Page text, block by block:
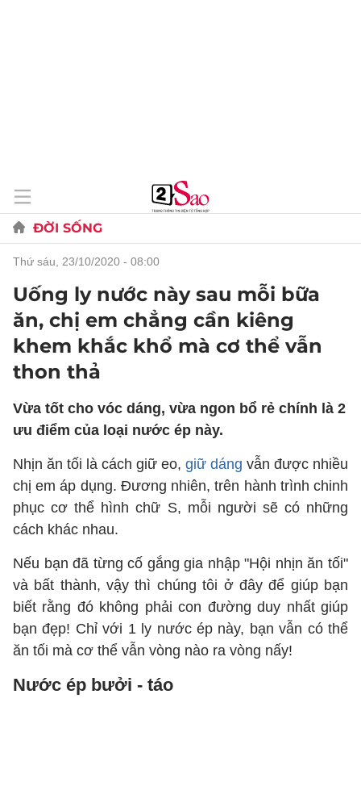
ĐỜI SỐNG
thứ sáu, 23/10/2020 - 08:00
Uống ly nước này sau mỗi bữa
ăn, chị em chẳng cần kiêng
khem khắc khổ mà cơ thể vẫn
thon thả
Vừa tốt cho vóc dáng, vừa ngon bổ rẻ chính là 2
ưu điểm của loại nước ép này.
Nhịn ăn tối là cách giữ eo, giữ dáng vẫn được nhiều
chị em áp dụng. Đương nhiên, trên hành trình chinh
phục cơ thể hình chữ S, mỗi người sẽ có những
cách khác nhau.
Nếu bạn đã từng cố gắng gia nhập "Hội nhịn ăn tối"
và bất thành, vậy thì chúng tôi ở đây để giúp bạn
biết rằng đó không phải con đường duy nhất giúp
bạn đẹp! Chỉ với 1 ly nước ép này, bạn vẫn có thể
ăn tối mà cơ thể vẫn vòng nào ra vòng nấy!
Nước ép bưởi - táo